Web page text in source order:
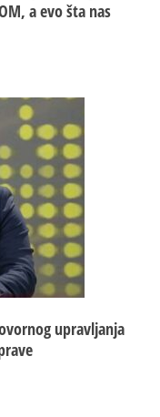
a evo šta nas
upravljanja